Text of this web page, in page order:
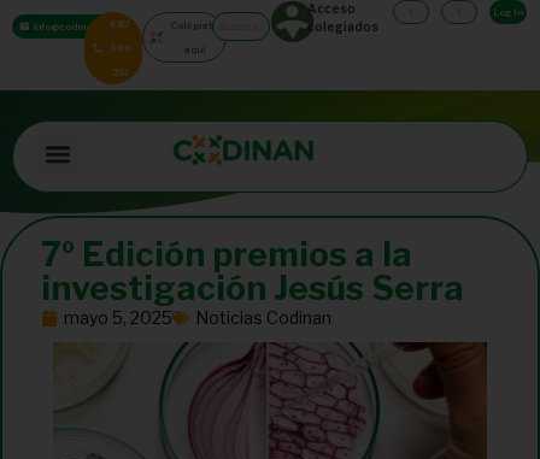
info@codinan.org687
996
251
Colégiate
aquí
Acceso
colegiados
Log In
7º Edición premios a la
investigación Jesús Serra
mayo 5, 2025 Noticias Codinan